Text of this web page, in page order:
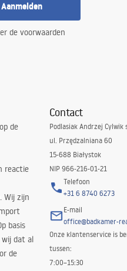
Aanmelden
de voorwaarden
de
reactie
Wij zijn
basis
wij dat al
de
Contact
Podlasiak Andrzej Cylwik
ul. Przędzalniana 60
15-688 Białystok
NIP 966-216-01-21
Telefoon
+31 6 8740 6273
E-mail
office@badkamer-
Onze klantenservice is
tussen:
7:00–15:30